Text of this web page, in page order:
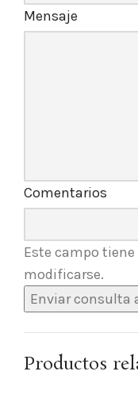
Mensaje
Comentarios
Este campo
modificarse.
Productos